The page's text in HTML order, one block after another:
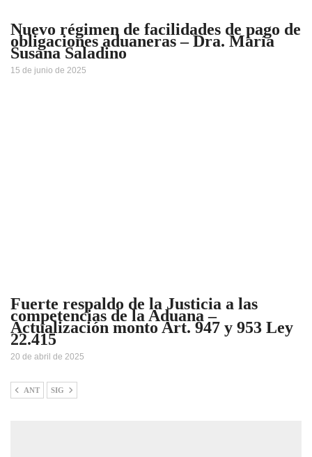
Nuevo régimen de facilidades de pago de
obligaciones aduaneras – Dra. María
Susana Saladino
15 de junio de 2025
Fuerte respaldo de la Justicia a las
competencias de la Aduana –
Actualización monto Art. 947 y 953 Ley
22.415
20 de abril de 2025
ANT SIG